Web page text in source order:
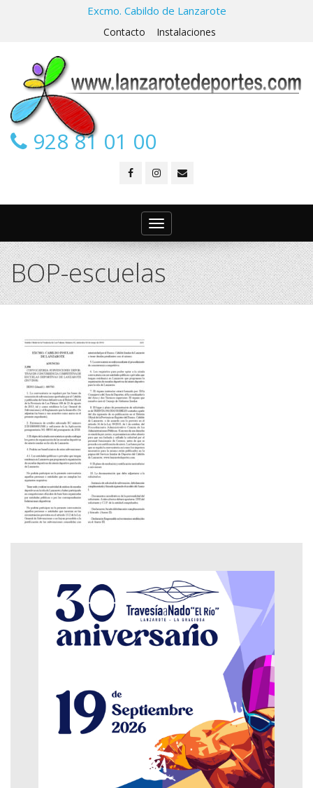
Excmo. Cabildo de Lanzarote
Contacto Instalaciones
928 81 01 00
Toggle
navigation
BOP-escuelas